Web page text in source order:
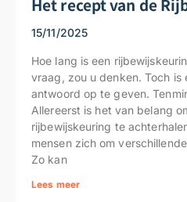
Het recept van de
15/11/2025
Hoe lang is een
vraag, zou u denken. Toch is
antwoord op te geven.
Allereerst is het van belang
rijbewijskeuring te
mensen zich om
Zo kan
Lees meer